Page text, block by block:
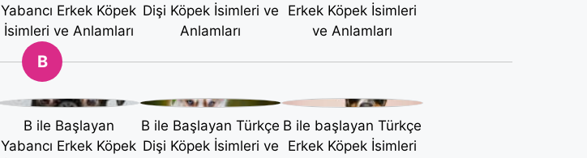
Yabancı Erkek Köpek
İsimleri ve Anlamları
Dişi Köpek İsimleri ve
Anlamları
Erkek Köpek İsimleri
ve Anlamları
B
B ile Başlayan
Yabancı Erkek Köpek
B ile Başlayan Türkçe
Dişi Köpek İsimleri ve
B ile başlayan Türkçe
Erkek Köpek İsimleri